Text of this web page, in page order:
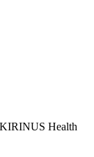
Health